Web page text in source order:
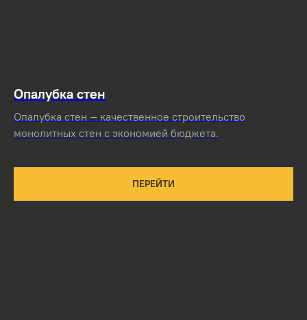
Опалубка стен
Опалубка стен — качественное строительство
монолитных стен с экономией бюджета.
ПЕРЕЙТИ